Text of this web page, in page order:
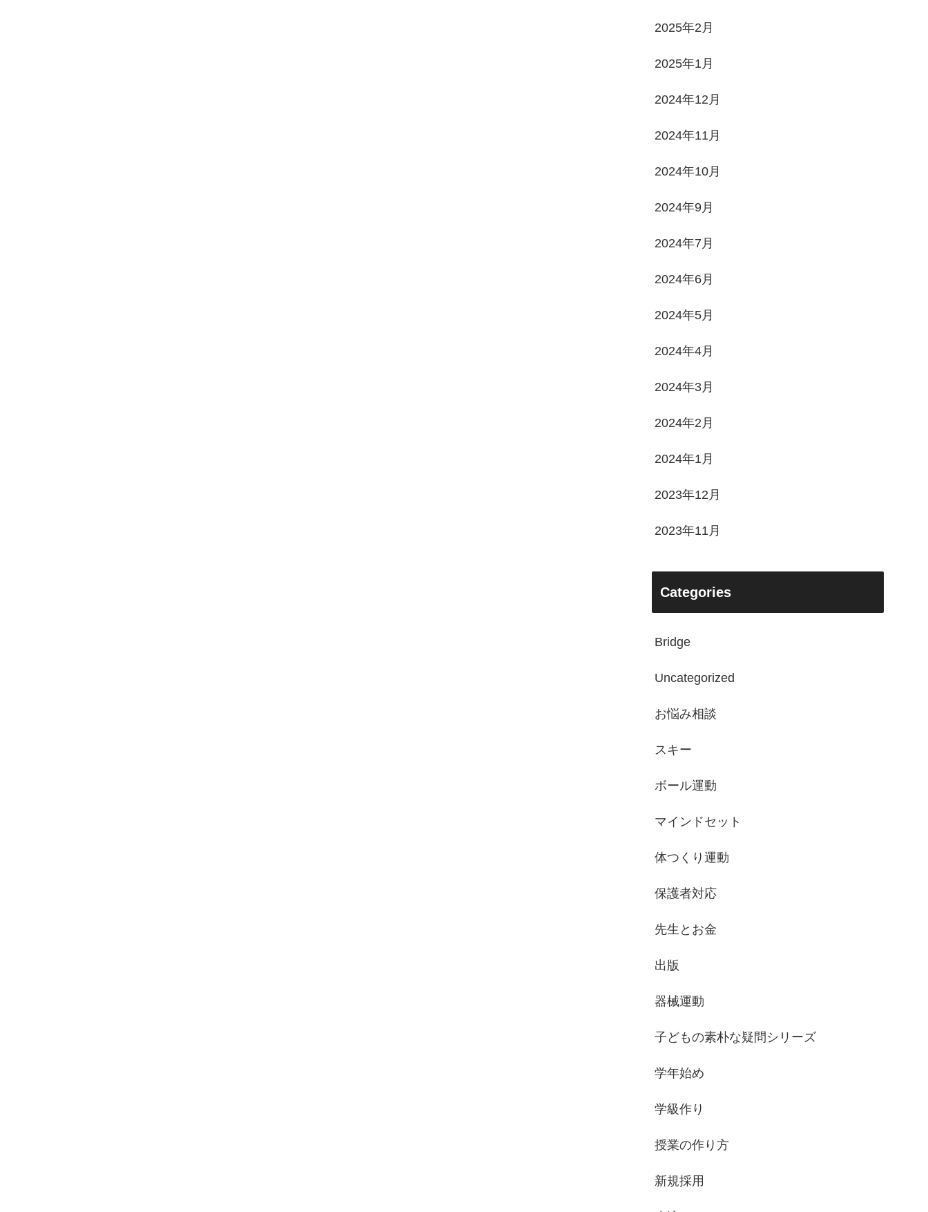
2025年2月
2025年1月
2024年12月
2024年11月
2024年10月
2024年9月
2024年7月
2024年6月
2024年5月
2024年4月
2024年3月
2024年2月
2024年1月
2023年12月
2023年11月
Categories
Bridge
Uncategorized
お悩み相談
スキー
ボール運動
マインドセット
体つくり運動
保護者対応
先生とお金
出版
器械運動
子どもの素朴な疑問シリーズ
学年始め
学級作り
授業の作り方
新規採用